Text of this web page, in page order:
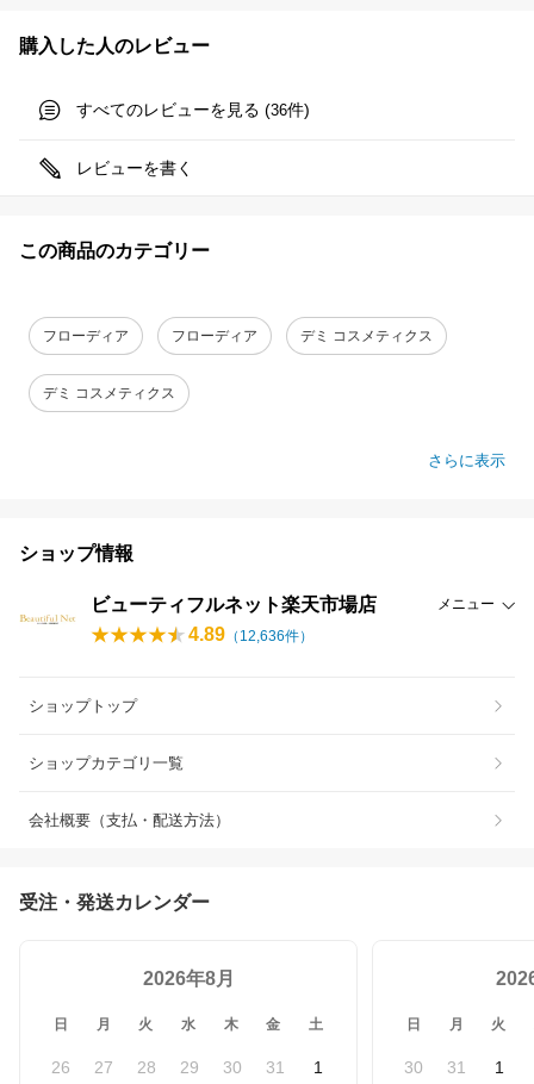
購入した人のレビュー
すべてのレビューを見る (36件)
レビューを書く
この商品のカテゴリー
フローディア フローディア デミ コスメティクス
デミ コスメティクス
さらに表示
ショップ情報
ビューティフルネット楽天市場店 メニュー
4.89 （ 12,636件）
ショップトップ
ショップカテゴリ一覧
会社概要（支払・配送方法）
受注・発送カレンダー
2026年8月
日 月 火 水 木 金 土
26 27 28 29 30 31 1
日 月 火
30 31 1